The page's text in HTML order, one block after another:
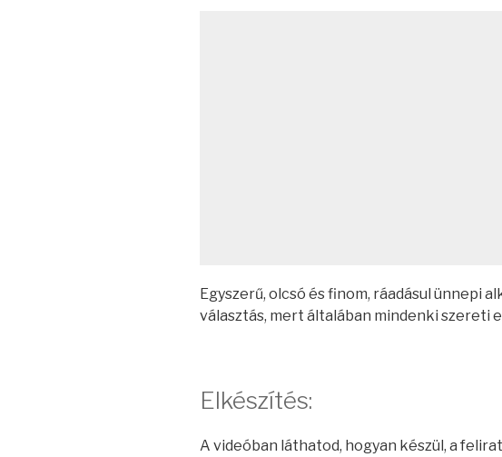
Egyszerű, olcsó és finom, ráadásul ünnepi
választás, mert általában mindenki szereti
Elkészítés:
A videóban láthatod, hogyan készül, a